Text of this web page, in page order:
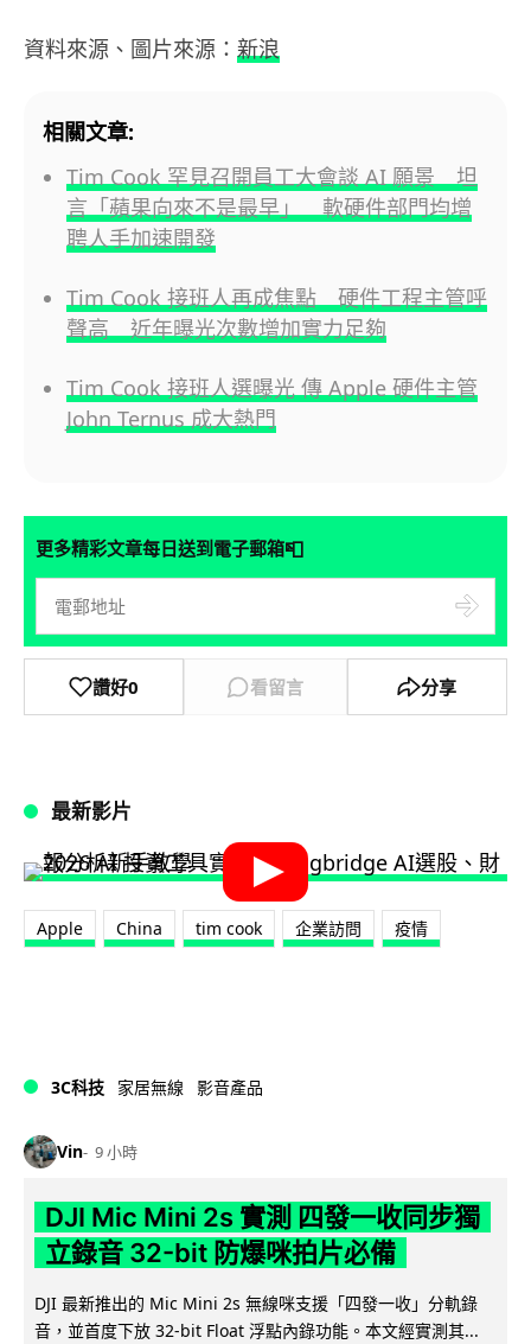
資料來源、圖片來源： 新浪
相關文章:
Tim Cook 罕見召開員工大會談 AI 願景 坦
言「蘋果向來不是最早」 軟硬件部門均增
聘人手加速開發
Tim Cook 接班人再成焦點 硬件工程主管呼
聲高 近年曝光次數增加實力足夠
Tim Cook 接班人選曝光 傳 Apple 硬件主管
John Ternus 成大熱門
更多精彩文章每日送到電子郵箱📮
讚好0 看留言 分享
最新影片
Apple China tim cook 企業訪問 疫情
3C科技 家居無線 影音產品
Vin 9 小時
DJI Mic Mini 2s 實測 四發一收同步獨
立錄音 32-bit 防爆咪拍片必備
DJI 最新推出的 Mic Mini 2s 無線咪支援「四發一收」分軌錄
音，並首度下放 32-bit Float 浮點內錄功能。本文經實測其...